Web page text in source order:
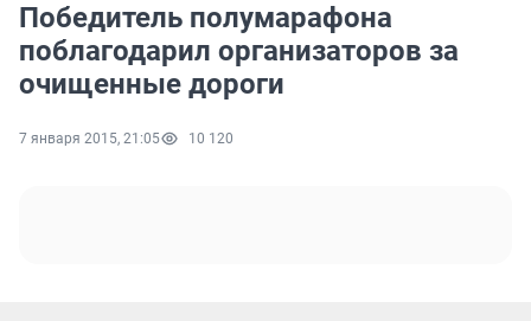
Победитель полумарафона
поблагодарил организаторов за
очищенные дороги
7 января 2015, 21:05 10 120